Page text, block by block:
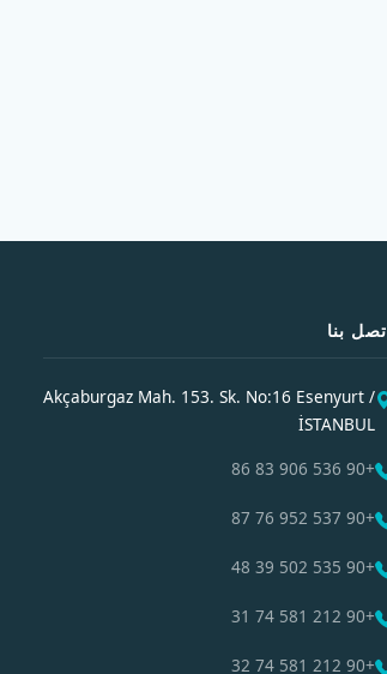
اتصل بنا
Akçaburgaz Mah. 153. Sk. No:16 Esenyurt /
İSTANBUL
+90 536 906 83 86
+90 537 952 76 87
+90 535 502 39 48
+90 212 581 74 31
+90 212 581 74 32